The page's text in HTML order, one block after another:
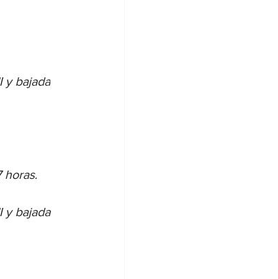
y bajada
horas.
y bajada